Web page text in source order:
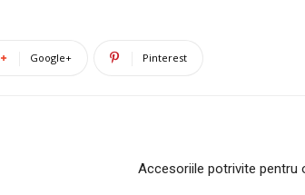
Google+ Pinterest
Accesoriile potrivite pentru